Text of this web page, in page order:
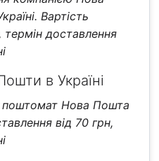
Вартість
термін доставлення
в Україні
поштомат Нова Пошта
від 70 грн,